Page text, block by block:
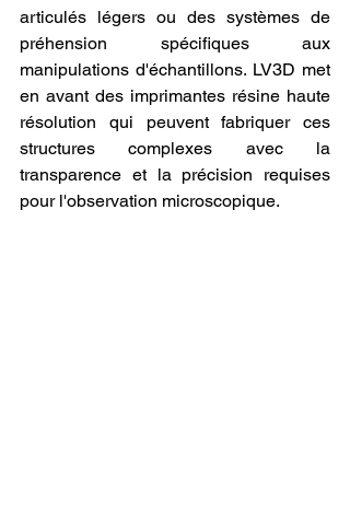
articulés légers ou des systèmes de
préhension spécifiques aux
manipulations d'échantillons. LV3D met
en avant des imprimantes résine haute
résolution qui peuvent fabriquer ces
structures complexes avec la
transparence et la précision requises
pour l'observation microscopique.